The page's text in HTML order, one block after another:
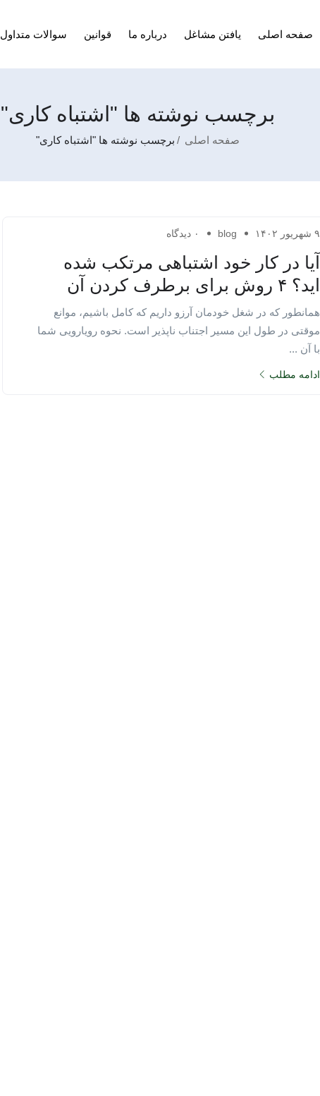
صفحه اصلی یافتن مشاغل درباره ما قوانین سوالات متداول
برچسب نوشته ها "اشتباه کاری"
صفحه اصلی برچسب نوشته ها "اشتباه کاری"
۹ شهریور ۱۴۰۲ blog ۰ دیدگاه
آیا در کار خود اشتباهی مرتکب شده
اید؟ ۴ روش برای برطرف کردن آن
همانطور که در شغل خودمان آرزو داریم که کامل باشیم، موانع
موقتی در طول این مسیر اجتناب ناپذیر است. نحوه رویارویی شما
با آن ...
ادامه مطلب